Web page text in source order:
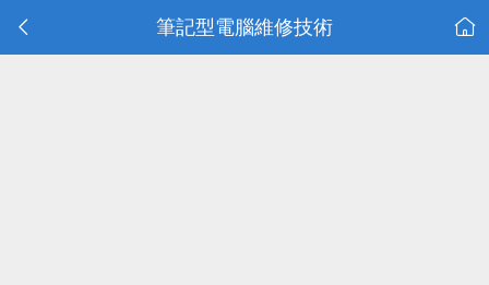
筆記型電腦維修技術